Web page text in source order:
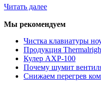
Читать далее
Мы рекомендуем
Чистка клавиатуры
Продукция
Кулер AXP-100
Почему шумит
Снижаем перегрев